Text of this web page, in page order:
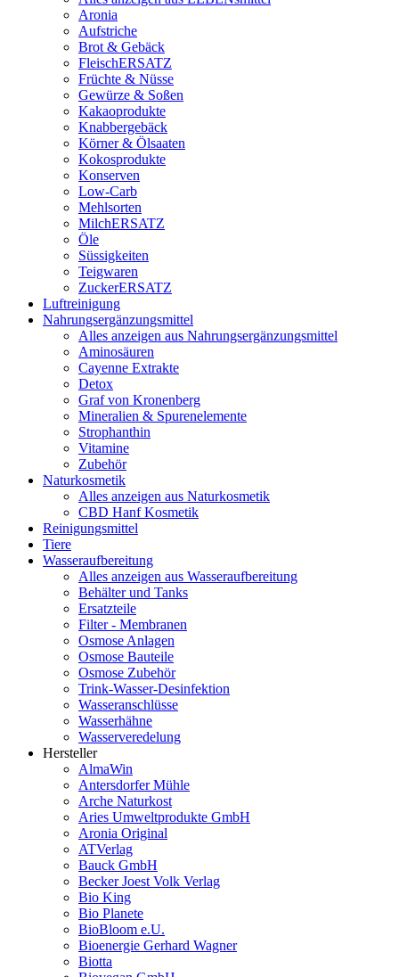
Aronia
Aufstriche
Brot & Gebäck
FleischERSATZ
Früchte & Nüsse
Gewürze & Soßen
Kakaoprodukte
Knabbergebäck
Körner & Ölsaaten
Kokosprodukte
Konserven
Low-Carb
Mehlsorten
MilchERSATZ
Öle
Süssigkeiten
Teigwaren
ZuckerERSATZ
Luftreinigung
Nahrungsergänzungsmittel
Alles anzeigen aus Nahrungsergänzungsmittel
Aminosäuren
Cayenne Extrakte
Detox
Graf von Kronenberg
Mineralien & Spurenelemente
Strophanthin
Vitamine
Zubehör
Naturkosmetik
Alles anzeigen aus Naturkosmetik
CBD Hanf Kosmetik
Reinigungsmittel
Tiere
Wasseraufbereitung
Alles anzeigen aus Wasseraufbereitung
Behälter und Tanks
Ersatzteile
Filter - Membranen
Osmose Anlagen
Osmose Bauteile
Osmose Zubehör
Trink-Wasser-Desinfektion
Wasseranschlüsse
Wasserhähne
Wasserveredelung
Hersteller
AlmaWin
Antersdorfer Mühle
Arche Naturkost
Aries Umweltprodukte GmbH
Aronia Original
ATVerlag
Bauck GmbH
Becker Joest Volk Verlag
Bio King
Bio Planete
BioBloom e.U.
Bioenergie Gerhard Wagner
Biotta